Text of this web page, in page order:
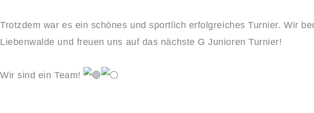
Trotzdem war es ein schönes und sportlich erfolgreiches Turnier. Wir
Liebenwalde und freuen uns auf das nächste G Junioren Turnier!
Wir sind ein Team!